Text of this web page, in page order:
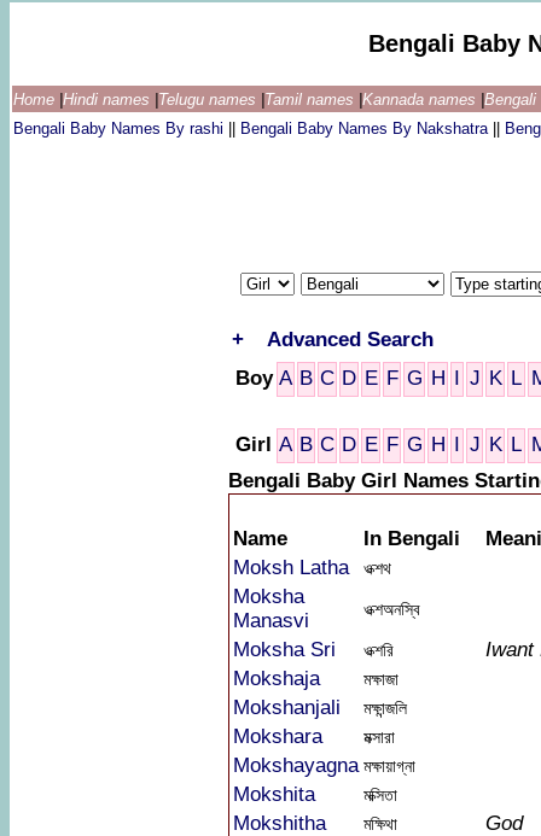
Bengali Baby
Home Hindi names Telugu names Tamil names Kannada names
Bengali Baby Names By rashi
Bengali Baby Names By Nakshatra
+
Advanced Search
Boy A B C D E F G H I J K L
Girl A B C D E F G H I J K L
Bengali Baby Girl Names
Name In Bengali
Moksh Latha
ওক্শথ
Moksha
Manasvi
ওক্শঅনস্বি
Moksha Sri ওক্শরি
Iwant
Mokshaja
মক্ষাজা
Mokshanjali মক্ষান্জলি
Mokshara মক্সারা
Mokshayagna মক্ষায়াগ্না
Mokshita মক্সিতা
Mokshitha মক্ষিথা God